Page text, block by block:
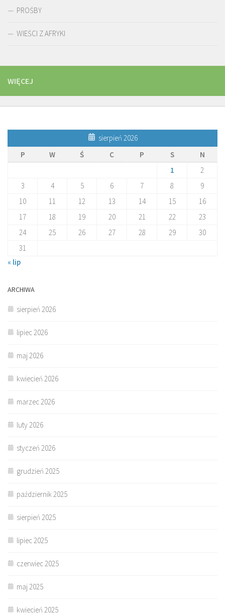
PROŚBY
WIEŚCI Z AFRYKI
WIĘCEJ
sierpień 2026
P
W Ś C P S
N
1
2
3
4 5 6 7 8
9
10
11 12 13 14 15
16
17
18 19 20 21 22
23
24
25 26 27 28 29
30
31
« lip
ARCHIWA
sierpień 2026
lipiec 2026
maj 2026
kwiecień 2026
marzec 2026
luty 2026
styczeń 2026
grudzień 2025
październik 2025
sierpień 2025
lipiec 2025
czerwiec 2025
maj 2025
kwiecień 2025